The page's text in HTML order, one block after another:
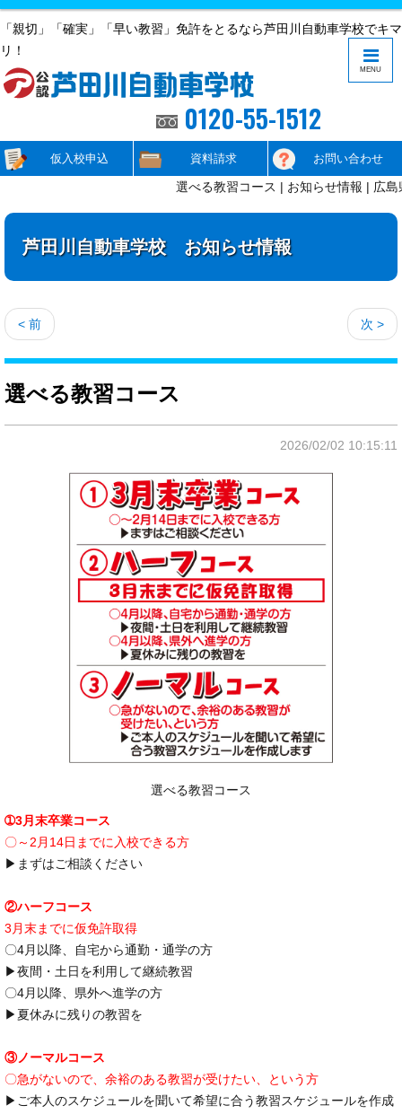
「親切」「確実」「早い教習」免許をとるなら芦田川自動車学校でキマ
リ！
0120-55-1512
仮入校申込 資料請求 お問い合わせ
選べる教習コース | お知らせ情報 | 広島
芦田川自動車学校 お知らせ情報
< 前 次 >
選べる教習コース
2026/02/02 10:15:11
選べる教習コース
➀3月末卒業コース
〇～2月14日までに入校できる方
▶まずはご相談ください
②ハーフコース
3月末までに仮免許取得
〇4月以降、自宅から通勤・通学の方
▶夜間・土日を利用して継続教習
〇4月以降、県外へ進学の方
▶夏休みに残りの教習を
③ノーマルコース
〇急がないので、余裕のある教習が受けたい、という方
▶ご本人のスケジュールを聞いて希望に合う教習スケジュールを作成
MENU